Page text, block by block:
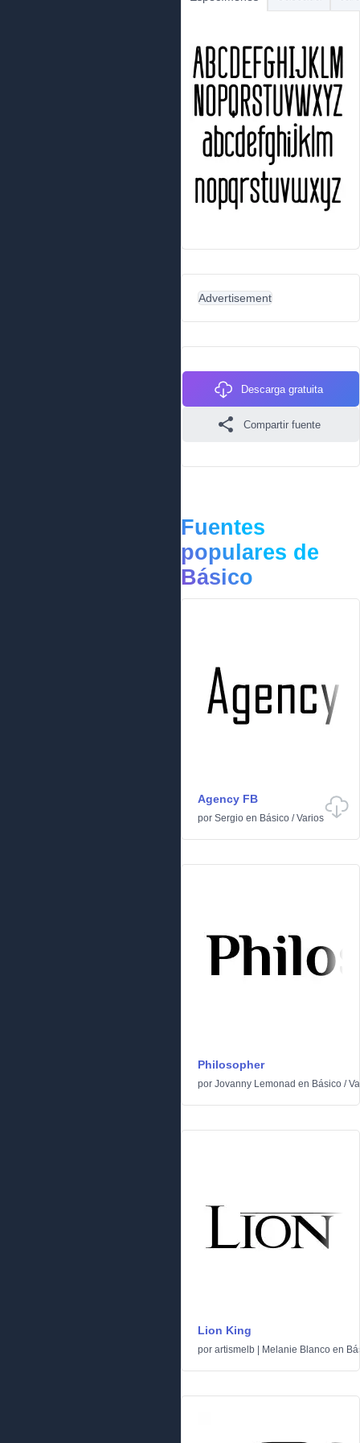
Advertisement
Descarga gratuita
Compartir fuente
Fuentes
populares de
Básico
Agency FB
por Sergio en Básico /Varios
Philosopher
por Jovanny Lemonad en Básico /
Lion King
por artismelb | Melanie Blanco en